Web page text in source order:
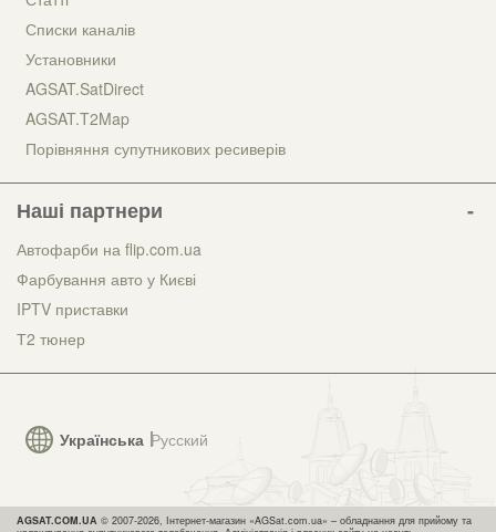
Українська Русский
Списки каналів
Установники
AGSAT.SatDirect
AGSAT.T2Map
Порівняння супутникових ресиверів
Наші партнери
Автофарби на flip.com.ua
Фарбування авто у Києві
IPTV приставки
Т2 тюнер
AGSAT.COM.UA © 2007-2026, Інтернет-магазин «AGSat.com.ua» – обладнання для прийому та